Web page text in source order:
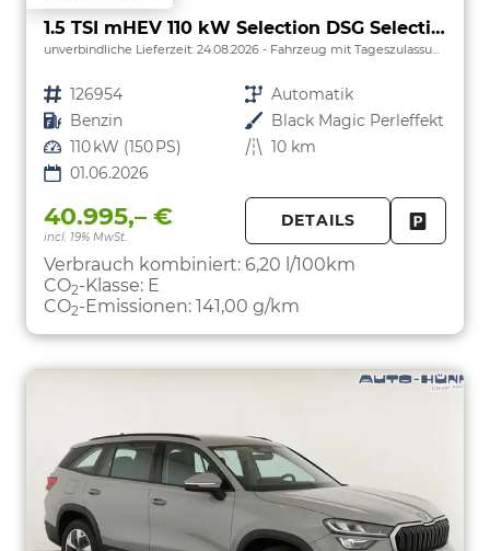
1.5 TSI mHEV 110 kW Selection DSG Selection, 7-Sitzer, AHK, Navi, Side, Kamera, Winter, 4 J.- Garantie
unverbindliche Lieferzeit: 24.08.2026 Fahrzeug mit Tageszulassung
Fahrzeugnr. 126954 Getriebe Automatik
Kraftstoff Benzin Außenfarbe Black Magic Perleffekt
Leistung 110 kW (150 PS) Kilometerstand 10 km
01.06.2026
40.995,– €
incl. 19% MwSt.
DETAILS
Verbrauch kombiniert: 6,20 l/100km
CO2-Klasse: E
CO2-Emissionen: 141,00 g/km